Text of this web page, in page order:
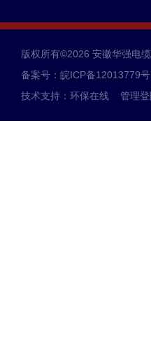
版权所有©2026 安徽华强电
备案号：皖ICP备12013779
技术支持： 环保在线 管理